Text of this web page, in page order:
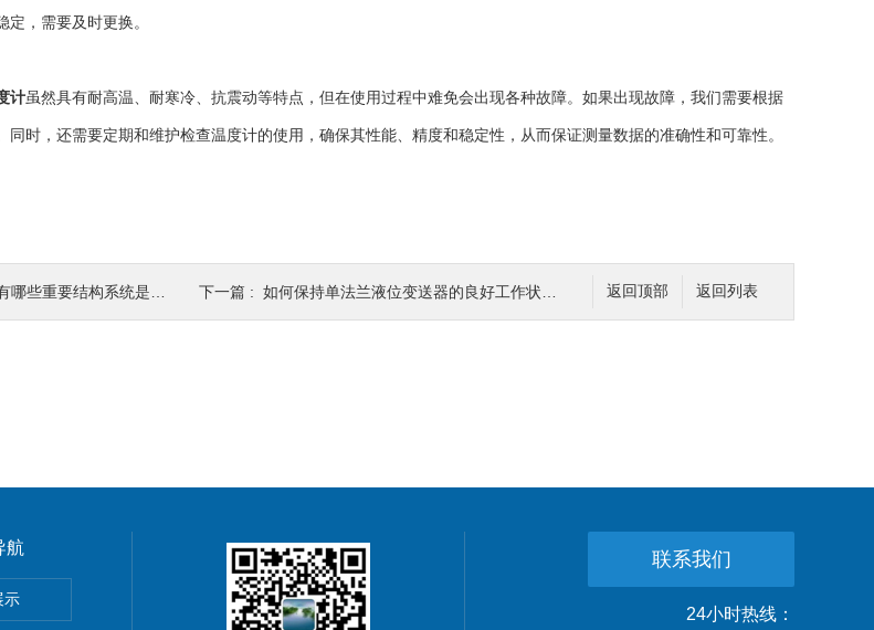
，需要及时更换。
计虽然具有耐高温、耐寒冷、抗震动等特点，但在使用过程中难免会出现各种故障。如果出现故障，我们需要根据
同时，还需要定期和维护检查温度计的使用，确保其性能、精度和稳定性，从而保证测量数据的准确性和可靠性。
返回列表
返回顶部
结构系统是我们必须了解的？ 下一篇 : 如何保持单法兰液位变送器的良好工作状态？
航
示
联系我们
24小时热线：